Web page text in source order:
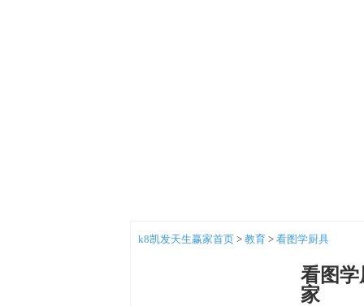
k8凯发天生赢家首页 > 教育 > 看图学厨具
看图
家